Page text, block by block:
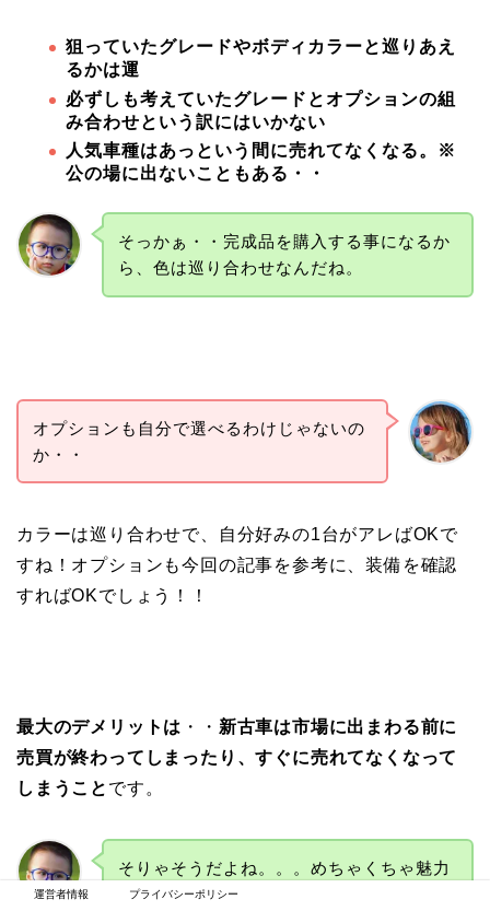
狙っていたグレードやボディカラーと巡りあえ
るかは運
必ずしも考えていたグレードとオプションの組
み合わせという訳にはいかない
人気車種はあっという間に売れてなくなる。※
公の場に出ないこともある・・
そっかぁ・・完成品を購入する事になるか
ら、色は巡り合わせなんだね。
オプションも自分で選べるわけじゃないの
か・・
カラーは巡り合わせで、自分好みの1台がアレばOKで
すね！オプションも今回の記事を参考に、装備を確認
すればOKでしょう！！
最大のデメリットは ・・ 新古車は市場に出まわる前に
売買が終わってしまったり、すぐに売れてなくなって
しまうこと です。
そりゃそうだよね。。。めちゃくちゃ魅力
的だなもんな・・
運営者情報 プライバシーポリシー